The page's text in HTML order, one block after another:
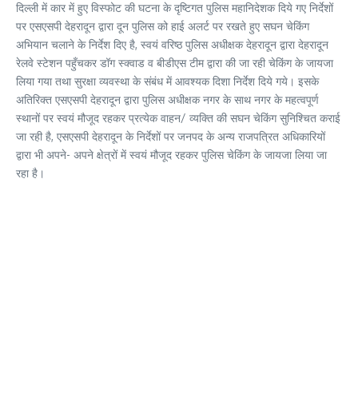
दिल्ली में कार में हुए विस्फोट की घटना के दृष्टिगत पुलिस महानिदेशक दिये गए निर्देशों
पर एसएसपी देहरादून द्वारा दून पुलिस को हाई अलर्ट पर रखते हुए सघन चेकिंग
अभियान चलाने के निर्देश दिए है, स्वयं वरिष्ठ पुलिस अधीक्षक देहरादून द्वारा देहरादून
रेलवे स्टेशन पहुँचकर डॉग स्क्वाड व बीडीएस टीम द्वारा की जा रही चेकिंग के जायजा
लिया गया तथा सुरक्षा व्यवस्था के संबंध में आवश्यक दिशा निर्देश दिये गये। इसके
अतिरिक्त एसएसपी देहरादून द्वारा पुलिस अधीक्षक नगर के साथ नगर के महत्वपूर्ण
स्थानों पर स्वयं मौजूद रहकर प्रत्येक वाहन/ व्यक्ति की सघन चेकिंग सुनिश्चित कराई
जा रही है, एसएसपी देहरादून के निर्देशों पर जनपद के अन्य राजपत्रित अधिकारियों
द्वारा भी अपने- अपने क्षेत्रों में स्वयं मौजूद रहकर पुलिस चेकिंग के जायजा लिया जा
रहा है।